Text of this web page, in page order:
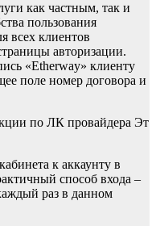
как частным, так и
пользования
всех клиентов
авторизации.
«Etherway» клиенту
поле номер договора и
по ЛК провайдера Эт
к аккаунту в
способ входа –
раз в данном